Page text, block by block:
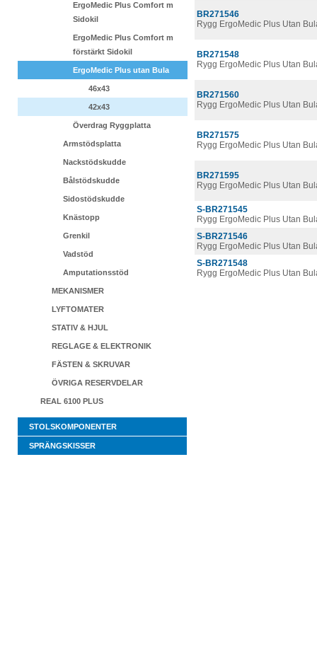
ErgoMedic Plus Comfort m
Sidokil
ErgoMedic Plus Comfort m
förstärkt Sidokil
ErgoMedic Plus utan Bula
46x43
42x43
Överdrag Ryggplatta
Armstödsplatta
Nackstödskudde
Bålstödskudde
Sidostödskudde
Knästopp
Grenkil
Vadstöd
Amputationsstöd
MEKANISMER
LYFTOMATER
STATIV & HJUL
REGLAGE & ELEKTRONIK
FÄSTEN & SKRUVAR
ÖVRIGA RESERVDELAR
REAL 6100 PLUS
STOLSKOMPONENTER
SPRÄNGSKISSER
BR271546
Rygg ErgoMedic Plus Utan
BR271548
Rygg ErgoMedic Plus Utan
BR271560
Rygg ErgoMedic Plus Utan
BR271575
Rygg ErgoMedic Plus Utan
BR271595
Rygg ErgoMedic Plus Utan
S-BR271545
Rygg ErgoMedic Plus Utan
S-BR271546
Rygg ErgoMedic Plus Utan
S-BR271548
Rygg ErgoMedic Plus Utan